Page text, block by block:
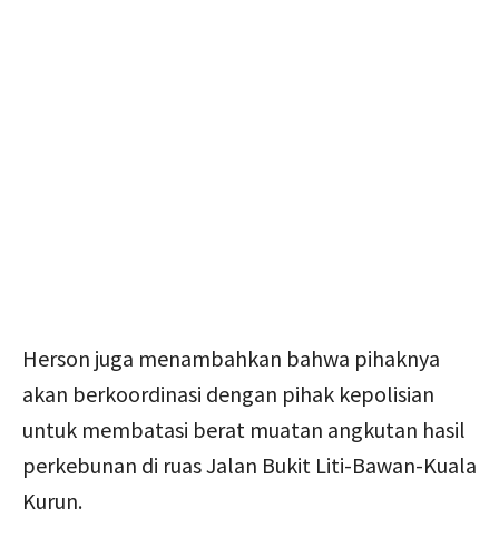
Herson juga menambahkan bahwa pihaknya
akan berkoordinasi dengan pihak kepolisian
untuk membatasi berat muatan angkutan hasil
perkebunan di ruas Jalan Bukit Liti-Bawan-Kuala
Kurun.